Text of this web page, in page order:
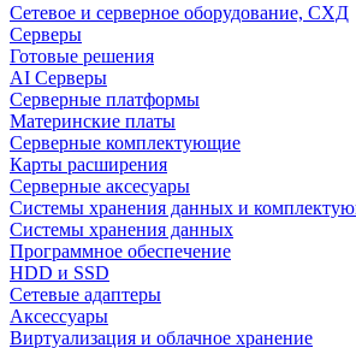
Сетевое и серверное оборудование, СХД
Cерверы
Готовые решения
AI Серверы
Серверные платформы
Материнские платы
Серверные комплектующие
Карты расширения
Серверные аксесуары
Системы хранения данных и
Системы хранения данных
Программное обеспечение
HDD и SSD
Сетевые адаптеры
Аксессуары
Виртуализация и облачное хранение